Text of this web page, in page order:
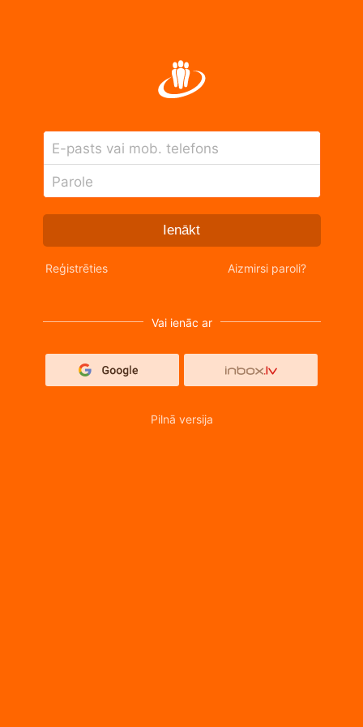
E-pasts vai mob. telefons
Parole
Ienākt
Reģistrēties Aizmirsi paroli?
Vai ienāc ar
Pilnā versija